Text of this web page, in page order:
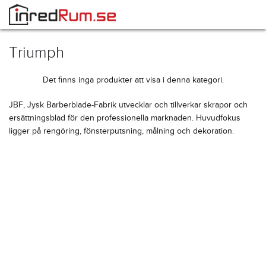
Triumph
Det finns inga produkter att visa i denna kategori.
JBF, Jysk Barberblade-Fabrik utvecklar och tillverkar skrapor och
ersättningsblad för den professionella marknaden. Huvudfokus
ligger på rengöring, fönsterputsning, målning och dekoration.